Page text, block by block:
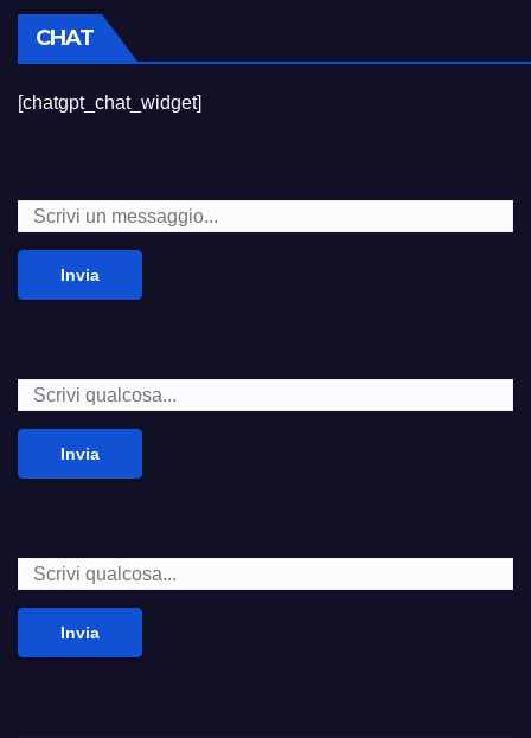
CHAT
[chatgpt_chat_widget]
Invia
Invia
Invia